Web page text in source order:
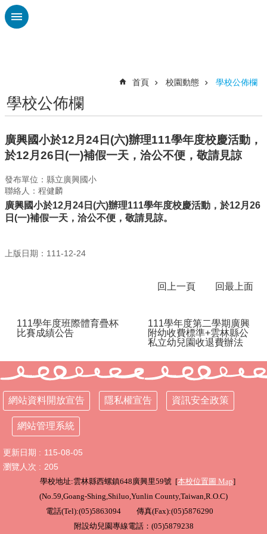
跳到主要內容區塊
認
廣
興
刊
專
欄
動
室
程
專
校
務
E
學
首頁 校園動態 學校公佈欄
學校公佈欄
廣興國小於12月24日(六)辦理111學年度校慶活動，
於12月26日(一)補假一天，洽公不便，敬請見諒
發布單位：縣立廣興國小
聯絡人：程健麟
廣興國小於12月 24 日 (六)辦理111學年度校慶活動，於12月 26
日 (一)補假一天，洽公不便，敬請見諒。
上版日期：111-12-24
回上一頁 回最上面
111學年度班際體育疊杯
比賽成績公告
111學年度第二學期廣興
附幼收費標準+雲林縣公
私立幼兒園收退費辦法
網站資料開放宣告 隱私權宣告 資訊安全政策
網站管理系統
更新日期
115-08-05
瀏覽人次
205
學校地址:雲林縣西螺鎮648廣興里59號 [本校位置圖 Map]
(No.59,Goang-Shing,Shiluo,Yunlin County,Taiwan,R.O.C)
電話(Tel):(05)5863094 傳真(Fax):(05)5876290
附設幼兒園專線電話：(05)5879238